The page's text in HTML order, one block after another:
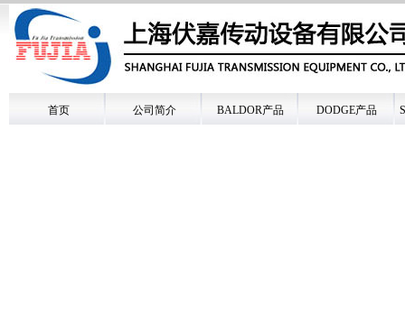
首页 公司简介 BALDOR产品 DODGE产品